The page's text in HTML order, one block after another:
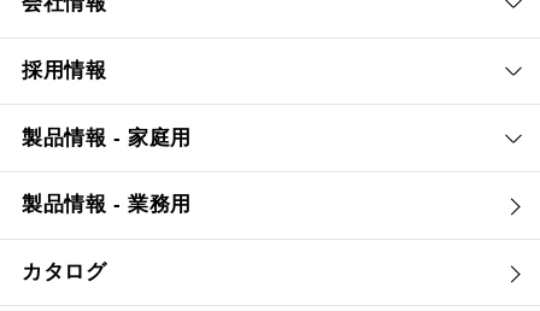
採用情報
製品情報 - 家庭用
製品情報 - 業務用
カタログ